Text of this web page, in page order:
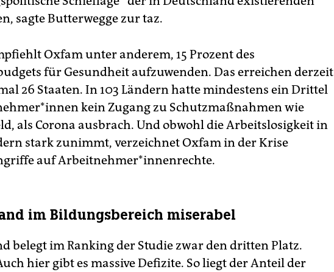
sagte Butterwegge zur taz.
Oxfam unter anderem, 15 Prozent des
für Gesundheit aufzuwenden. Das erreichen derzeit
26 Staaten. In 103 Ländern hatte mindestens ein Drittel
kein Zugang zu Schutzmaßnahmen wie
als Corona ausbrach. Und obwohl die Arbeitslosigkeit in
stark zunimmt, verzeichnet Oxfam in der Krise
auf Arbeitnehmer*innenrechte.
im Bildungsbereich miserabel
belegt im Ranking der Studie zwar den dritten Platz.
hier gibt es massive Defizite. So liegt der Anteil der